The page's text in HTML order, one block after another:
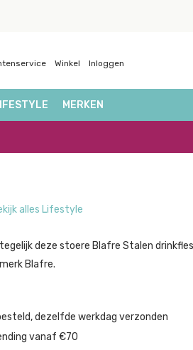
Winkel Inloggen
MERKEN
alles Lifestyle
deze stoere Blafre Stalen
Blafre.
dezelfde werkdag verzonden
vanaf €70